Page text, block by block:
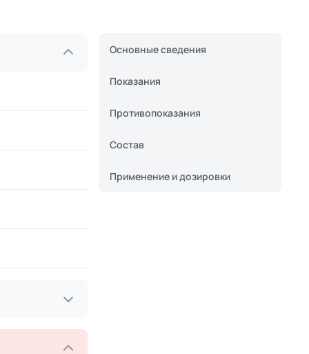
Основные сведения
Показания
Противопоказания
Состав
Применение и дозировки